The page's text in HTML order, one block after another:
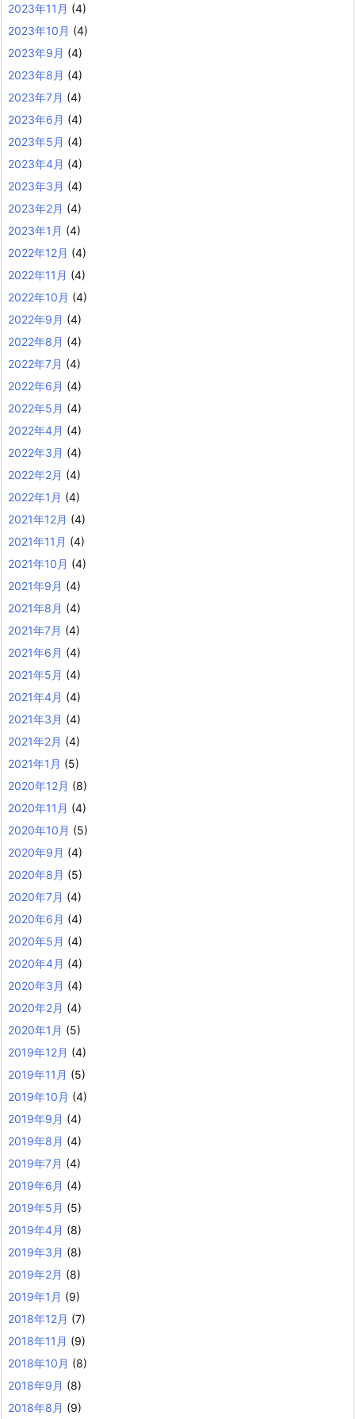
2023年11月 (4)
2023年10月 (4)
2023年9月 (4)
2023年8月 (4)
2023年7月 (4)
2023年6月 (4)
2023年5月 (4)
2023年4月 (4)
2023年3月 (4)
2023年2月 (4)
2023年1月 (4)
2022年12月 (4)
2022年11月 (4)
2022年10月 (4)
2022年9月 (4)
2022年8月 (4)
2022年7月 (4)
2022年6月 (4)
2022年5月 (4)
2022年4月 (4)
2022年3月 (4)
2022年2月 (4)
2022年1月 (4)
2021年12月 (4)
2021年11月 (4)
2021年10月 (4)
2021年9月 (4)
2021年8月 (4)
2021年7月 (4)
2021年6月 (4)
2021年5月 (4)
2021年4月 (4)
2021年3月 (4)
2021年2月 (4)
2021年1月 (5)
2020年12月 (8)
2020年11月 (4)
2020年10月 (5)
2020年9月 (4)
2020年8月 (5)
2020年7月 (4)
2020年6月 (4)
2020年5月 (4)
2020年4月 (4)
2020年3月 (4)
2020年2月 (4)
2020年1月 (5)
2019年12月 (4)
2019年11月 (5)
2019年10月 (4)
2019年9月 (4)
2019年8月 (4)
2019年7月 (4)
2019年6月 (4)
2019年5月 (5)
2019年4月 (8)
2019年3月 (8)
2019年2月 (8)
2019年1月 (9)
2018年12月 (7)
2018年11月 (9)
2018年10月 (8)
2018年9月 (8)
2018年8月 (9)